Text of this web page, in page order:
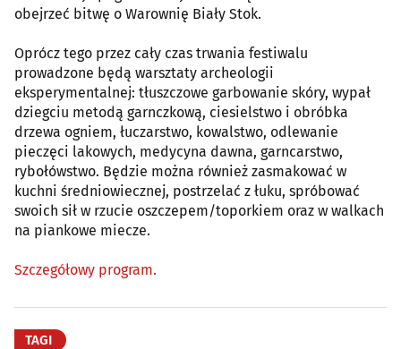
obejrzeć bitwę o Warownię Biały Stok.
Oprócz tego przez cały czas trwania festiwalu
prowadzone będą warsztaty archeologii
eksperymentalnej: tłuszczowe garbowanie skóry, wypał
dziegciu metodą garnczkową, ciesielstwo i obróbka
drzewa ogniem, łuczarstwo, kowalstwo, odlewanie
pieczęci lakowych, medycyna dawna, garncarstwo,
rybołówstwo. Będzie można również zasmakować w
kuchni średniowiecznej, postrzelać z łuku, spróbować
swoich sił w rzucie oszczepem/toporkiem oraz w walkach
na piankowe miecze.
Szczegółowy program.
TAGI